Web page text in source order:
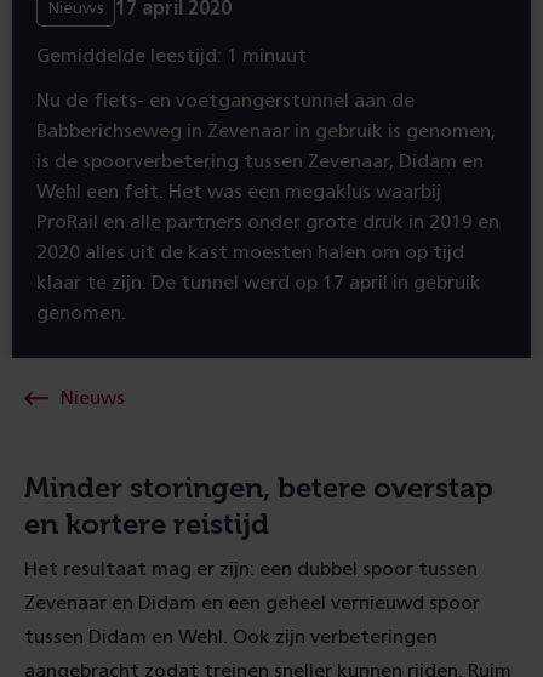
Nieuws 17 april 2020
Gemiddelde leestijd: 1 minuut
Nu de fiets- en voetgangerstunnel aan de
Babberichseweg in Zevenaar in gebruik is genomen,
is de spoorverbetering tussen Zevenaar, Didam en
Wehl een feit. Het was een megaklus waarbij
ProRail en alle partners onder grote druk in 2019 en
2020 alles uit de kast moesten halen om op tijd
klaar te zijn. De tunnel werd op 17 april in gebruik
genomen.
Nieuws
Minder storingen, betere overstap
en kortere reistijd
Het resultaat mag er zijn: een dubbel spoor tussen
Zevenaar en Didam en een geheel vernieuwd spoor
tussen Didam en Wehl. Ook zijn verbeteringen
aangebracht zodat treinen sneller kunnen rijden. Ruim